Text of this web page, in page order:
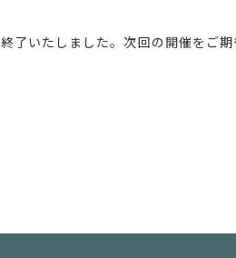
終了いたしました。次回の開催をご期